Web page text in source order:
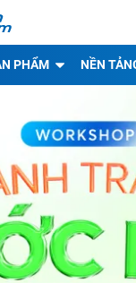
PHẨM NỀN